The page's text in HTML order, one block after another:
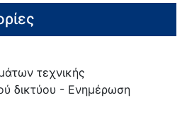
τεχνικής
δικτύου - Ενημέρωση